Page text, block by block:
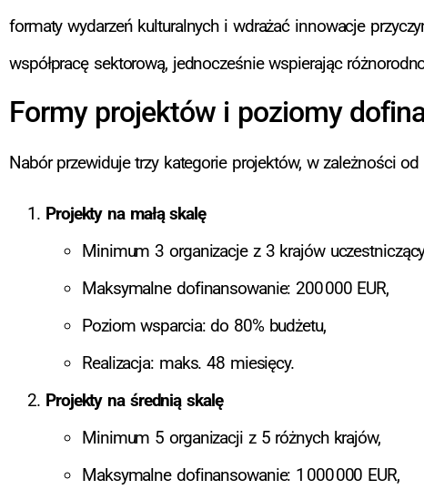
formaty wydarzeń kulturalnych i wdrażać innowacje
współpracę sektorową, jednocześnie wspierając
Formy projektów i poziomy
Nabór przewiduje trzy kategorie projektów, w zależności od
Projekty na małą skalę
Minimum 3 organizacje z 3 krajów
Maksymalne dofinansowanie: 200 000 EUR,
Poziom wsparcia: do 80% budżetu,
Realizacja: maks. 48 miesięcy.
Projekty na średnią skalę
Minimum 5 organizacji z 5 różnych krajów,
Maksymalne dofinansowanie: 1 000 000 EUR,